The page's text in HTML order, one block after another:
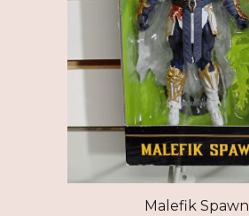
Malefik Spawn